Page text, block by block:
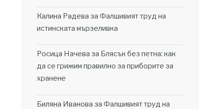
Калина Радева за Фалшивият труд на
истинската мързеливка
Росица Начева за Блясък без петна: как
да се грижим правилно за приборите за
хранене
Биляна Иванова за Фалшивият труд на